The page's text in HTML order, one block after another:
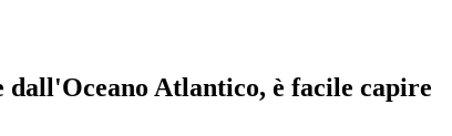
dall'Oceano Atlantico, è facile capire